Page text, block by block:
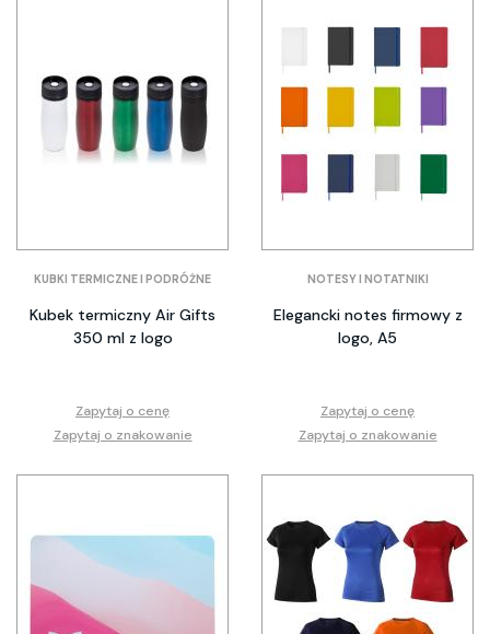
KUBKI TERMICZNE I PODRÓŻNE
Kubek termiczny Air Gifts
350 ml z logo
Zapytaj o cenę
Zapytaj o znakowanie
NOTESY I NOTATNIKI
Elegancki notes firmowy z
logo, A5
Zapytaj o cenę
Zapytaj o znakowanie